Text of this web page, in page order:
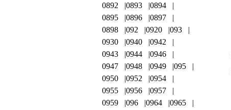
0892
0893
0894
0895
0896
0897
0898
092 0920
093
0930
0940
0942
0943
0944
0946
0947
0948 0949
095
0950
0952
0954
0955
0956
0957
0959
096 0964
0965